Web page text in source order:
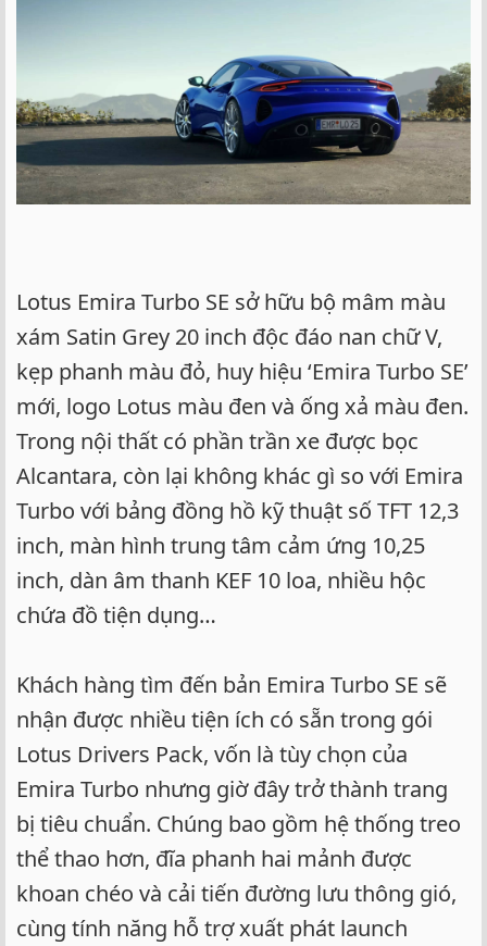
Lotus Emira Turbo SE sở hữu bộ mâm màu
xám Satin Grey 20 inch độc đáo nan chữ V,
kẹp phanh màu đỏ, huy hiệu ‘Emira Turbo SE’
mới, logo Lotus màu đen và ống xả màu đen.
Trong nội thất có phần trần xe được bọc
Alcantara, còn lại không khác gì so với Emira
Turbo với bảng đồng hồ kỹ thuật số TFT 12,3
inch, màn hình trung tâm cảm ứng 10,25
inch, dàn âm thanh KEF 10 loa, nhiều hộc
chứa đồ tiện dụng…
Khách hàng tìm đến bản Emira Turbo SE sẽ
nhận được nhiều tiện ích có sẵn trong gói
Lotus Drivers Pack, vốn là tùy chọn của
Emira Turbo nhưng giờ đây trở thành trang
bị tiêu chuẩn. Chúng bao gồm hệ thống treo
thể thao hơn, đĩa phanh hai mảnh được
khoan chéo và cải tiến đường lưu thông gió,
cùng tính năng hỗ trợ xuất phát launch